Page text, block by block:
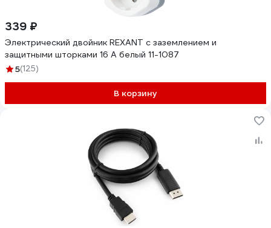
339 ₽
Электрический двойник REXANT с заземлением и
защитными шторками 16 А белый 11-1087
5(125)
В корзину